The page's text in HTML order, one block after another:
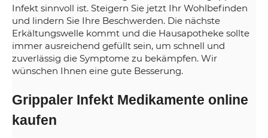
Infekt sinnvoll ist. Steigern Sie jetzt Ihr Wohlbefinden
und lindern Sie Ihre Beschwerden. Die nächste
Erkältungswelle kommt und die Hausapotheke sollte
immer ausreichend gefüllt sein, um schnell und
zuverlässig die Symptome zu bekämpfen. Wir
wünschen Ihnen eine gute Besserung.
Grippaler Infekt Medikamente online
kaufen